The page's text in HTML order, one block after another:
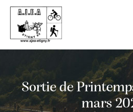
Sortie de
mars